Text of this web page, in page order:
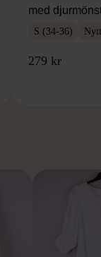
med
S (34-36)
279 kr